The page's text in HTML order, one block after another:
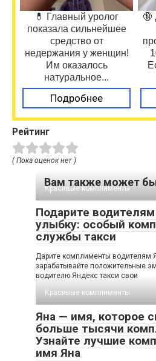
💊 Главный уролог
показала сильнейшее
средство от
недержания у женщин!
Им оказалось
натуральное...
Подробнее
🔞
Рейтинг
( Пока оценок нет )
Вам также может
Красивые комплименты
Подарите
улыбку: особый
службы такси
Дарите комплименты водителям
зарабатывайте положительные
водителю Яндекс такси свои
Красивые комплименты
Яна — имя, которое
больше тысячи
Узнайте лучшие
имя Яна